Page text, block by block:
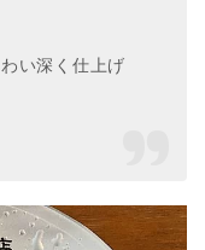
い深く仕上げ